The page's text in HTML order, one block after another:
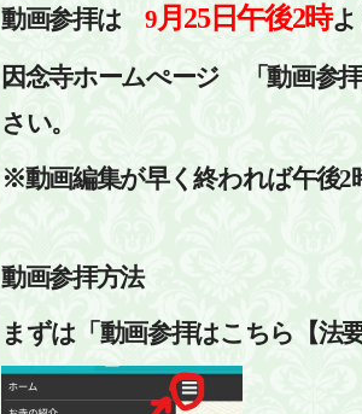
動画参拝は 9月25日午後2時よ
因念寺ホームぺージ 「動画参
さい。
※動画編集が早く終われば午後2
動画参拝方法
まずは「動画参拝はこちら【法